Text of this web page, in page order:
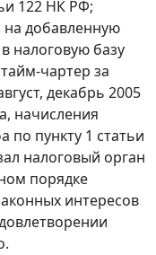
122 НК РФ;
на добавленную
налоговую базу
чартер за
декабрь 2005
начисления
по пункту 1 статьи
налоговый орган
порядке
интересов